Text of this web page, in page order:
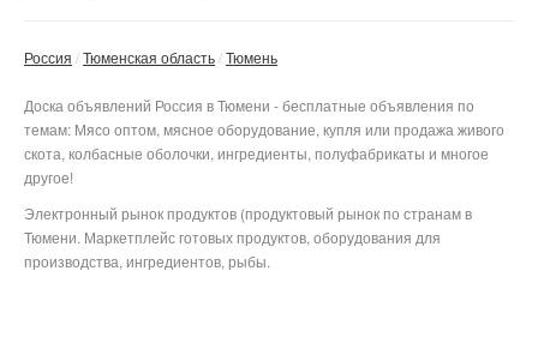
Россия Тюменская область Тюмень
Доска объявлений Россия в Тюмени - бесплатные объявления по
темам: Мясо оптом, мясное оборудование, купля или продажа живого
скота, колбасные оболочки, ингредиенты, полуфабрикаты и многое
другое!
Электронный рынок продуктов (продуктовый рынок по странам в
Тюмени. Маркетплейс готовых продуктов, оборудования для
производства, ингредиентов, рыбы.